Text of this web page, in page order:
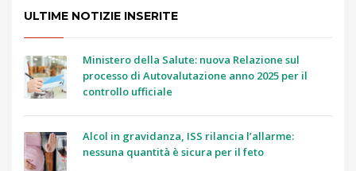
ULTIME NOTIZIE INSERITE
Ministero della Salute: nuova Relazione sul
processo di Autovalutazione anno 2025 per il
controllo ufficiale
Alcol in gravidanza, ISS rilancia l’allarme:
nessuna quantità è sicura per il feto